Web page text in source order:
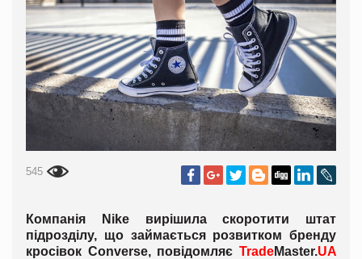
545
Компанія Nike вирішила скоротити штат
підрозділу, що займається розвитком бренду
кросівок Converse, повідомляє TradeMaster.UA